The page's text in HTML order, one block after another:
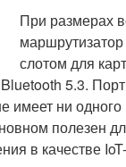
При размерах
слотом для
5.3.
имеет ни
полезен
в качестве